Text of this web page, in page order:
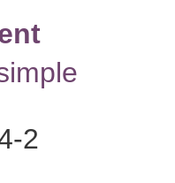
2